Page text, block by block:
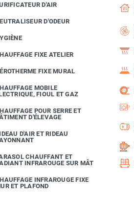
D'AIR
D'ODEUR
FIXE ATELIER
FIXE MURAL
MOBILE
FIOUL ET GAZ
POUR SERRE ET
D'ÉLEVAGE
D'AIR ET RIDEAU
CHAUFFANT ET
INFRAROUGE SUR MÂT
INFRAROUGE FIXE
ET PLAFOND